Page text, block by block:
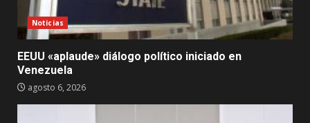
Noticias
EEUU «aplaude» diálogo político iniciado en
Venezuela
agosto 6, 2026